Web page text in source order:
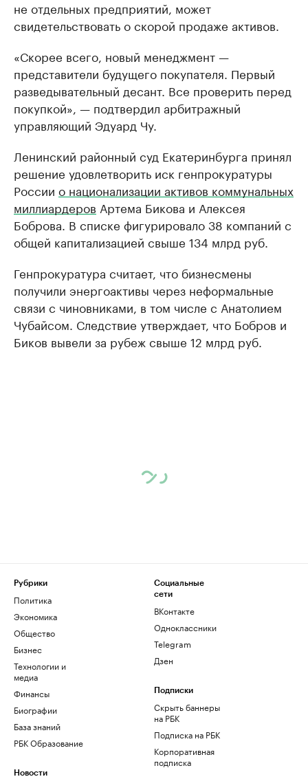
не отдельных предприятий, может
свидетельствовать о скорой продаже активов.
«Скорее всего, новый менеджмент —
представители будущего покупателя. Первый
разведывательный десант. Все проверить перед
покупкой», — подтвердил арбитражный
управляющий Эдуард Чу.
Ленинский районный суд Екатеринбурга принял
решение удовлетворить иск генпрокуратуры
России о национализации активов коммунальных
миллиардеров Артема Бикова и Алексея
Боброва. В списке фигурировало 38 компаний с
общей капитализацией свыше 134 млрд руб.
Генпрокуратура считает, что бизнесмены
получили энергоактивы через неформальные
связи с чиновниками, в том числе с Анатолием
Чубайсом. Следствие утверждает, что Бобров и
Биков вывели за рубеж свыше 12 млрд руб.
Рубрики
Политика
Экономика
Общество
Бизнес
Технологии и
медиа
Финансы
Биографии
База знаний
РБК Образование
Новости
Социальные
сети
ВКонтакте
Одноклассники
Telegram
Дзен
Подписки
Скрыть баннеры
на РБК
Подписка на РБК
Корпоративная
подписка